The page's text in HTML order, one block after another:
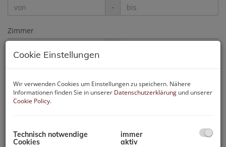
-
Zimmer
PLZ
Filter zurücksetzen
Suchen
Cookie Einstellungen
Wir verwenden Cookies um Einstellungen zu speichern. Nähere
Informationen finden Sie in unserer Datenschutzerklärung und unserer
Cookie Policy.
Technisch notwendige
Cookies
immer
aktiv